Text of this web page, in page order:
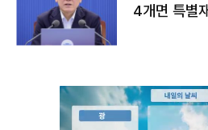
4개면 특별